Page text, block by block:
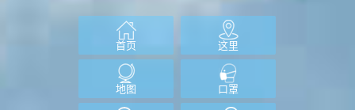
首页 这里
地图 口罩